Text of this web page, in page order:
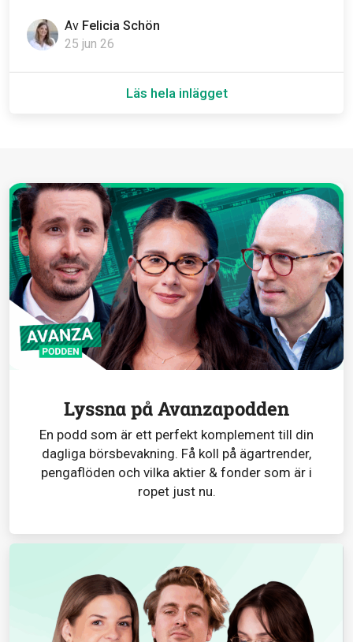
Av Felicia Schön
25 jun 26
Läs hela inlägget
Lyssna på Avanzapodden
En podd som är ett perfekt komplement till din
dagliga börsbevakning. Få koll på ägartrender,
pengaflöden och vilka aktier & fonder som är i
ropet just nu.